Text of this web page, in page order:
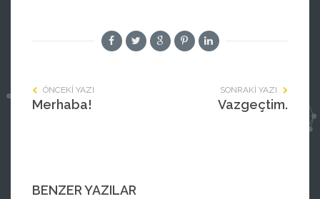
ÖNCEKI YAZI
Merhaba!
SONRAKI YAZI
Vazgeçtim.
BENZER YAZILAR